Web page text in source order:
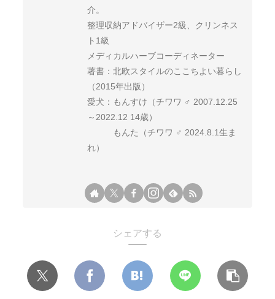
介。
整理収納アドバイザー2級、クリンネス
ト1級
メディカルハーブコーディネーター
著書：北欧スタイルのここちよい暮らし
（2015年出版）
愛犬：もんすけ（チワワ ♂ 2007.12.25
～2022.12 14歳）
もんた（チワワ ♂ 2024.8.1生ま
れ）
シェアする